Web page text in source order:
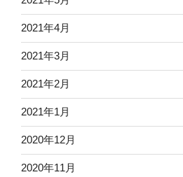
2021年4月
2021年3月
2021年2月
2021年1月
2020年12月
2020年11月